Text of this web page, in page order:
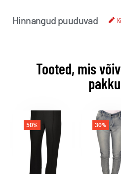
Hinnangud puuduvad
Tooted, mis
50% 30%